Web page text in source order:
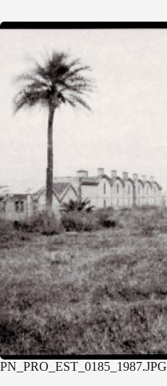
PN_PRO_EST_0185_1987.JPG